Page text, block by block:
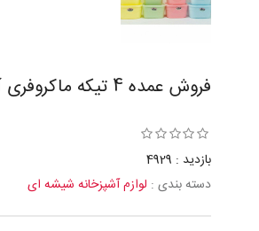
فروش عمده 4 تیکه ماکروفری آیدا
بازدید : 4929
دسته بندی : لوازم آشپزخانه شیشه ای